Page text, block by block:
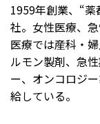
1959年創業、“
社。女性医療、
医療では産科・
ルモン製剤、急
ー、オンコロジ
給している。